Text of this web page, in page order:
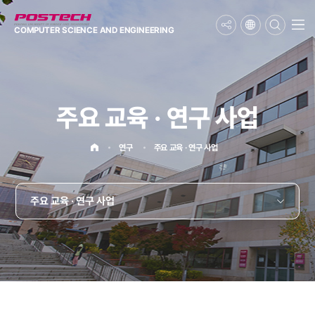
COMPUTER SCIENCE AND ENGINEERING
주요 교육 · 연구 사업
연구 주요 교육 · 연구 사업
주요 교육 · 연구 사업